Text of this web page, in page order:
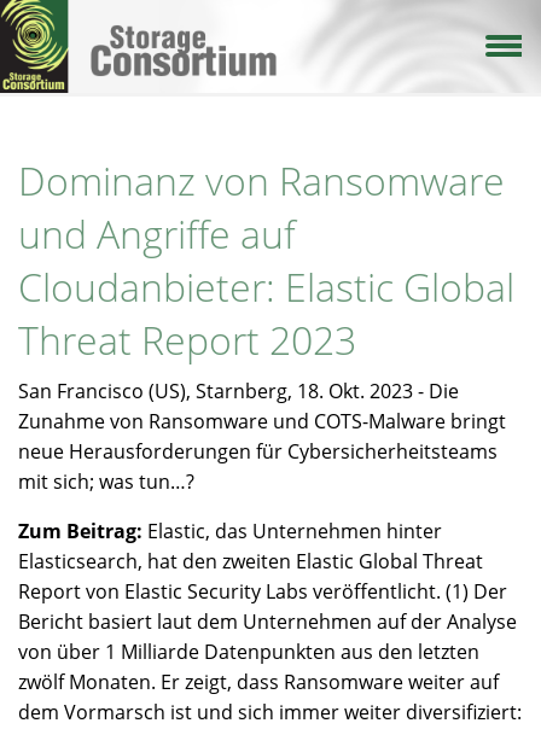
Direkt
zum
Inhalt
Dominanz von Ransomware
und Angriffe auf
Cloudanbieter: Elastic Global
Threat Report 2023
San Francisco (US), Starnberg, 18. Okt. 2023 - Die
Zunahme von Ransomware und COTS-Malware bringt
neue Herausforderungen für Cybersicherheitsteams
mit sich; was tun…?
Zum Beitrag: Elastic, das Unternehmen hinter
Elasticsearch, hat den zweiten Elastic Global Threat
Report von Elastic Security Labs veröffentlicht. (1) Der
Bericht basiert laut dem Unternehmen auf der Analyse
von über 1 Milliarde Datenpunkten aus den letzten
zwölf Monaten. Er zeigt, dass Ransomware weiter auf
dem Vormarsch ist und sich immer weiter diversifiziert: